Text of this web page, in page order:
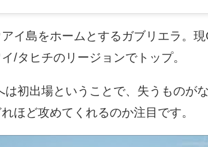
イ島をホームとするガブリエラ。
/タヒチのリージョンでトップ。
は初出場ということで、失うものが
ほど攻めてくれるのか注目です。